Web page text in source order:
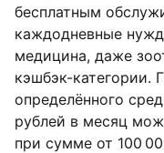
бесплатным
каждодневные
медицина, даже
кэшбэк-категории.
определённого
рублей в месяц
при сумме от 100